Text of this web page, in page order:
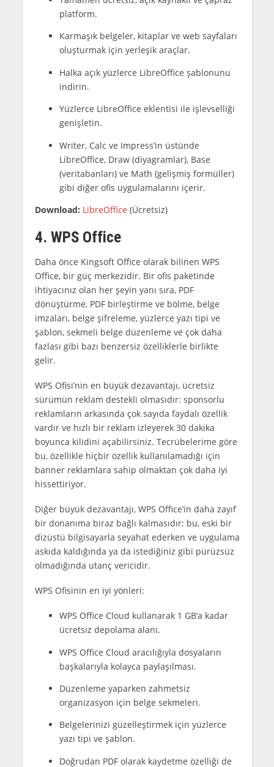
platform.
Karmaşık belgeler, kitaplar ve web sayfaları
oluşturmak için yerleşik araçlar.
Halka açık yüzlerce LibreOffice şablonunu
indirin.
Yüzlerce LibreOffice eklentisi ile işlevselliği
genişletin.
Writer, Calc ve Impress’in üstünde
LibreOffice, Draw (diyagramlar), Base
(veritabanları) ve Math (gelişmiş formüller)
gibi diğer ofis uygulamalarını içerir.
Download: LibreOffice (Ücretsiz)
4. WPS Office
Daha önce Kingsoft Office olarak bilinen WPS
Office, bir güç merkezidir. Bir ofis paketinde
ihtiyacınız olan her şeyin yanı sıra, PDF
dönüştürme, PDF birleştirme ve bölme, belge
imzaları, belge şifreleme, yüzlerce yazı tipi ve
şablon, sekmeli belge düzenleme ve çok daha
fazlası gibi bazı benzersiz özelliklerle birlikte
gelir.
WPS Ofisi’nin en büyük dezavantajı, ücretsiz
sürümün reklam destekli olmasıdır: sponsorlu
reklamların arkasında çok sayıda faydalı özellik
vardır ve hızlı bir reklam izleyerek 30 dakika
boyunca kilidini açabilirsiniz. Tecrübelerime göre
bu, özellikle hiçbir özellik kullanılamadığı için
banner reklamlara sahip olmaktan çok daha iyi
hissettiriyor.
Diğer büyük dezavantajı, WPS Office’in daha zayıf
bir donanıma biraz bağlı kalmasıdır; bu, eski bir
dizüstü bilgisayarla seyahat ederken ve uygulama
askıda kaldığında ya da istediğiniz gibi pürüzsüz
olmadığında utanç vericidir.
WPS Ofisinin en iyi yönleri:
WPS Office Cloud kullanarak 1 GB’a kadar
ücretsiz depolama alanı.
WPS Office Cloud aracılığıyla dosyaların
başkalarıyla kolayca paylaşılması.
Düzenleme yaparken zahmetsiz
organizasyon için belge sekmeleri.
Belgelerinizi güzelleştirmek için yüzlerce
yazı tipi ve şablon.
Doğrudan PDF olarak kaydetme özelliği de